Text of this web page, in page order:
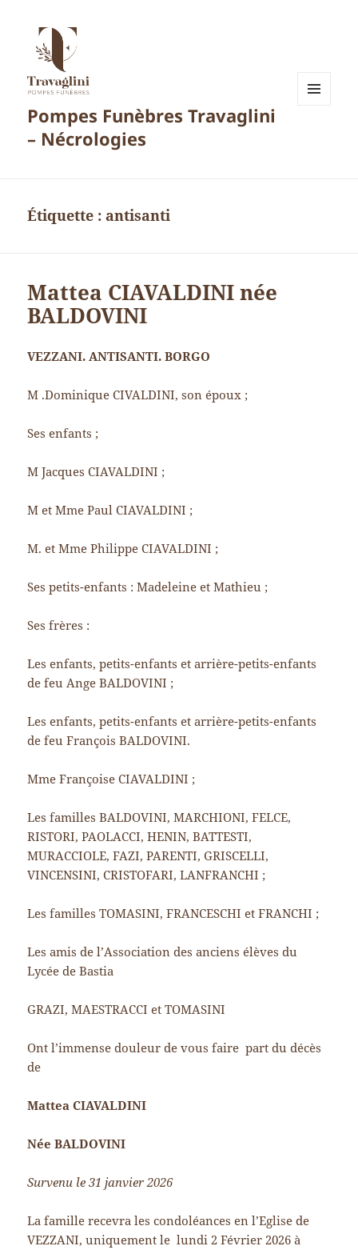
Pompes Funèbres Travaglini
– Nécrologies
Étiquette : antisanti
Mattea CIAVALDINI née
BALDOVINI
VEZZANI. ANTISANTI. BORGO
M .Dominique CIVALDINI, son époux ;
Ses enfants ;
M Jacques CIAVALDINI ;
M et Mme Paul CIAVALDINI ;
M. et Mme Philippe CIAVALDINI ;
Ses petits-enfants : Madeleine et Mathieu ;
Ses frères :
Les enfants, petits-enfants et arrière-petits-enfants
de feu Ange BALDOVINI ;
Les enfants, petits-enfants et arrière-petits-enfants
de feu François BALDOVINI.
Mme Françoise CIAVALDINI ;
Les familles BALDOVINI, MARCHIONI, FELCE,
RISTORI, PAOLACCI, HENIN, BATTESTI,
MURACCIOLE, FAZI, PARENTI, GRISCELLI,
VINCENSINI, CRISTOFARI, LANFRANCHI ;
Les familles TOMASINI, FRANCESCHI et FRANCHI ;
Les amis de l’Association des anciens élèves du
Lycée de Bastia
GRAZI, MAESTRACCI et TOMASINI
Ont l’immense douleur de vous faire part du décès
de
Mattea CIAVALDINI
Née BALDOVINI
Survenu le 31 janvier 2026
La famille recevra les condoléances en l’Eglise de
VEZZANI, uniquement le lundi 2 Février 2026 à